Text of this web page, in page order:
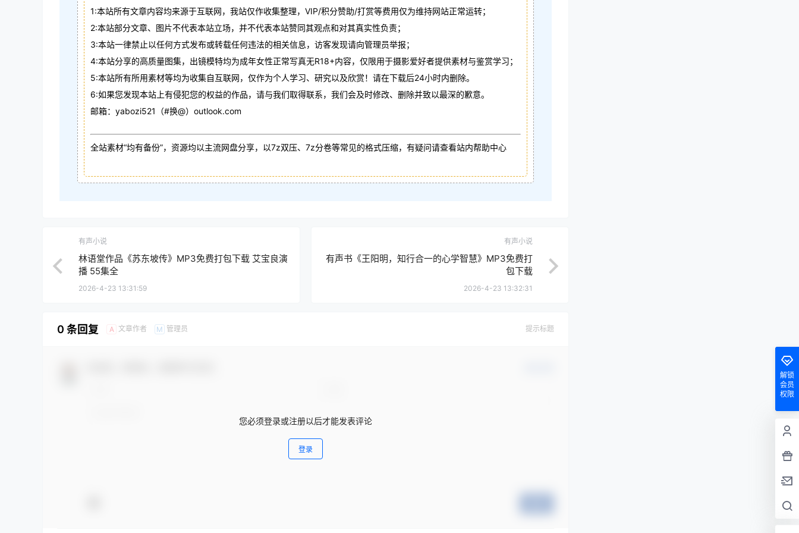
1:本站所有文章内容均来源于互联网，我站仅作收集整理，VIP/积分赞助/打赏等费用仅为维持网站正常运转；
2:本站部分文章、图片不代表本站立场，并不代表本站赞同其观点和对其真实性负责；
3:本站一律禁止以任何方式发布或转载任何违法的相关信息，访客发现请向管理员举报；
4:本站分享的高质量图集，出镜模特均为成年女性正常写真无R18+内容，仅限用于摄影爱好者提供素材与鉴赏学习；
5:本站所有所用素材等均为收集自互联网，仅作为个人学习、研究以及欣赏！请在下载后24小时内删除。
6:如果您发现本站上有侵犯您的权益的作品，请与我们取得联系，我们会及时修改、删除并致以最深的歉意。
邮箱：yabozi521（#换@）outlook.com
全站素材“均有备份”，资源均以主流网盘分享，以7z双压、7z分卷等常见的格式压缩，有疑问请查看站内帮助中心
有声小说
林语堂作品《苏东坡传》MP3免费打包下载 艾宝良演
播 55集全
2026-4-23 13:31:59
有声小说
有声书《王阳明，知行合一的心学智慧》MP3免费打
包下载
2026-4-23 13:32:31
0 条回复 A 文章作者 M 管理员 提示标题
您必须登录或注册以后才能发表评论
登录
解锁
会员
权限